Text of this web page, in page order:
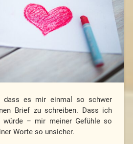
dass es mir einmal so schwer
Brief zu schreiben. Dass ich
– mir meiner Gefühle so
Worte so unsicher.